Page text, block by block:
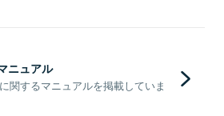
ニュアル
関するマニュアルを掲載していま